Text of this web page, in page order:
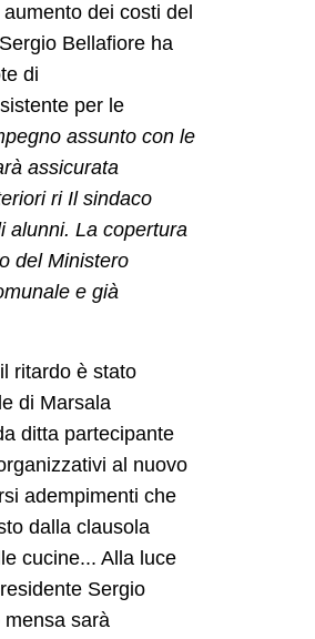
dei costi del
Bellafiore ha
di
per le
assunto con le
assicurata
ri Il sindaco
alunni. La copertura
del Ministero
e già
ritardo è stato
di Marsala
ditta partecipante
al nuovo
adempimenti che
dalla clausola
cucine... Alla luce
Sergio
sarà